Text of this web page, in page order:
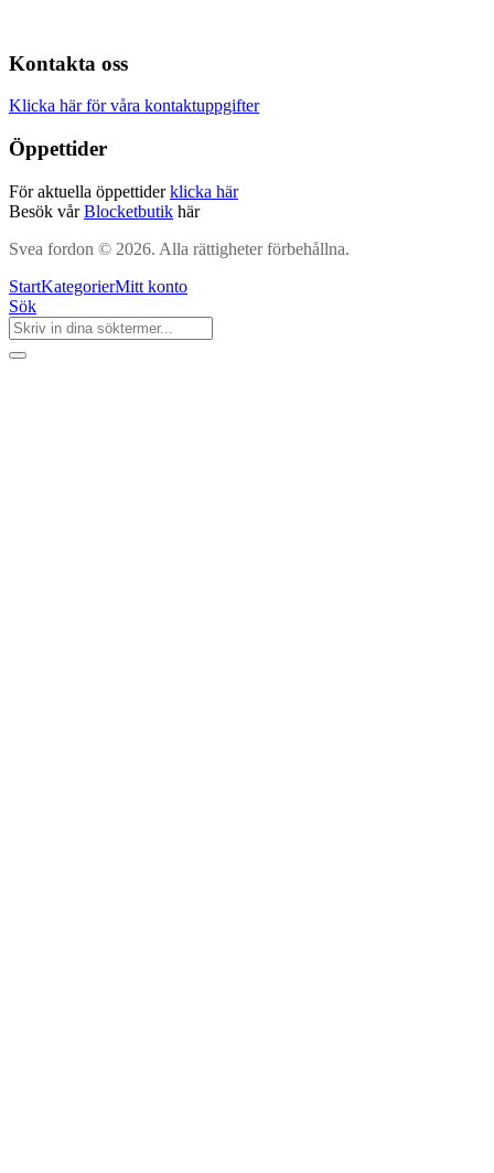
Kontakta oss
Klicka här för våra kontaktuppgifter
Öppettider
För aktuella öppettiderklicka här
Besök vårBlocketbutik här
Svea fordon © 2026. Alla rättigheter förbehållna.
StartKategorierMitt konto
Sök